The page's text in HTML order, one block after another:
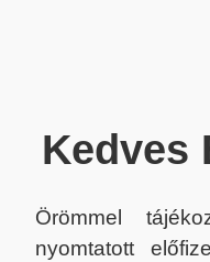
Kedves
Örömmel
nyomtatott